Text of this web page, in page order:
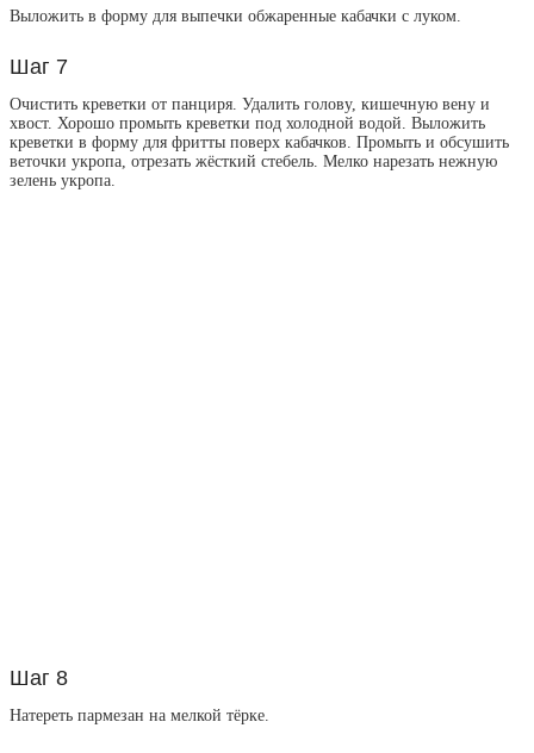
Выложить в форму для выпечки обжаренные кабачки с луком.
Шаг 7
Очистить креветки от панциря. Удалить голову, кишечную вену и
хвост. Хорошо промыть креветки под холодной водой. Выложить
креветки в форму для фритты поверх кабачков. Промыть и обсушить
веточки укропа, отрезать жёсткий стебель. Мелко нарезать нежную
зелень укропа.
Шаг 8
Натереть пармезан на мелкой тёрке.